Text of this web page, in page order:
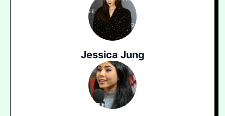
Jessica Jung